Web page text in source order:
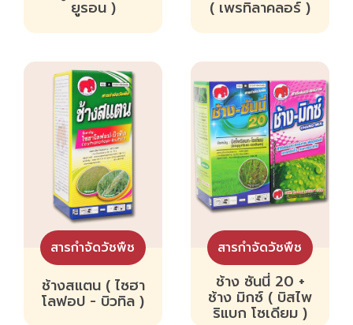
ยูรอน ) ( เพรทิลาคลอร์ )
สารกำจัดวัชพืช
ช้างสแตน ( ไซฮา
โลฟอป - บิวทิล )
สารกำจัดวัชพืช
ช้าง ซันนี่ 20 +
ช้าง มิกซ์ ( บิสไพ
ริแบก โซเดียม )